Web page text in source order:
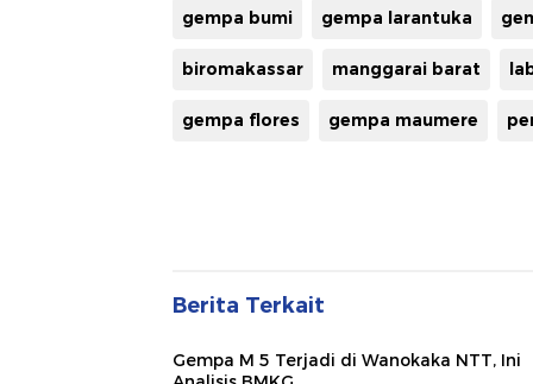
gempa bumi gempa larantuka
biromakassar manggarai barat
gempa flores gempa maumere
Berita Terkait
Gempa M 5 Terjadi di Wanokaka NTT, Ini